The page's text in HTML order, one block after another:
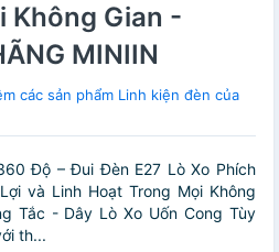
Không Gian -
MINIIN
các sản phẩm Linh kiện đèn của
Độ – Đui Đèn E27 Lò Xo Phích
và Linh Hoạt Trong Mọi Không
Tắc - Dây Lò Xo Uốn Cong Tùy
th...